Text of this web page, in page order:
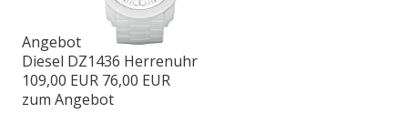
Angebot
Diesel DZ1436 Herrenuhr
109,00 EUR 76,00 EUR
zum Angebot